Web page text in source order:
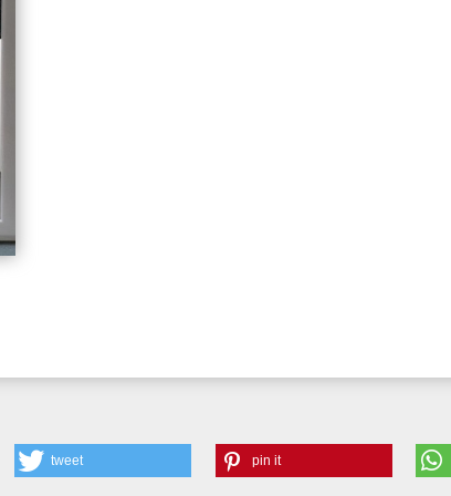
tweet pin it